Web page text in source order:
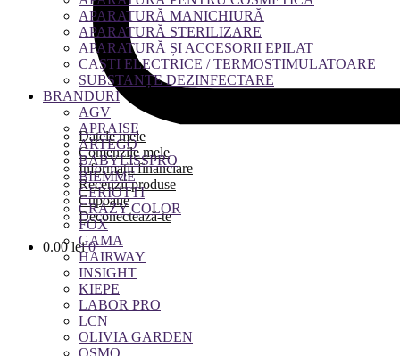
Datele mele
Comenzile mele
Informații financiare
Recenzii produse
Cupoane
Deconectează-te
0.00lei 0
APARATURĂ MANICHIURĂ
APARATURĂ STERILIZARE
APARATURĂ ȘI ACCESORII EPILAT
CAȘTI ELECTRICE / TERMOSTIMULATOARE
SUBSTANȚE DEZINFECTARE
BRANDURI
AGV
APRAISE
ARTEGO
BABYLISSPRO
BIEMME
CERIOTTI
CRAZY COLOR
FOX
GAMA
HAIRWAY
INSIGHT
KIEPE
LABOR PRO
LCN
OLIVIA GARDEN
OSMO